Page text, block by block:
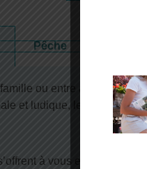
Pêche
ou entre amis, pour
et ludique, le territoire
à vous en Vallées de